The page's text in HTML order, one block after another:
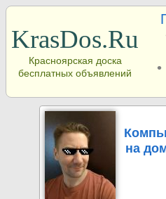
KrasDos.Ru
Красноярская доска
бесплатных объявлений
•
на